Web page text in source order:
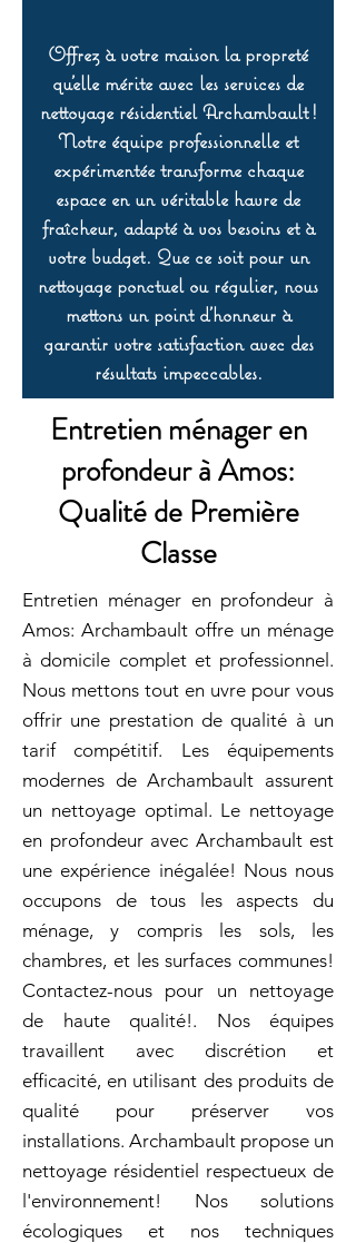
Offrez à votre maison la propreté
qu’elle mérite avec les services de
nettoyage résidentiel Archambault !
Notre équipe professionnelle et
expérimentée transforme chaque
espace en un véritable havre de
fraîcheur, adapté à vos besoins et à
votre budget. Que ce soit pour un
nettoyage ponctuel ou régulier, nous
mettons un point d’honneur à
garantir votre satisfaction avec des
résultats impeccables.
Entretien ménager en
profondeur à Amos:
Qualité de Première
Classe
Entretien ménager en profondeur à
Amos: Archambault offre un ménage
à domicile complet et professionnel.
Nous mettons tout en uvre pour vous
offrir une prestation de qualité à un
tarif compétitif. Les équipements
modernes de Archambault assurent
un nettoyage optimal. Le nettoyage
en profondeur avec Archambault est
une expérience inégalée! Nous nous
occupons de tous les aspects du
ménage, y compris les sols, les
chambres, et les surfaces communes!
Contactez-nous pour un nettoyage
de haute qualité!. Nos équipes
travaillent avec discrétion et
efficacité, en utilisant des produits de
qualité pour préserver vos
installations. Archambault propose un
nettoyage résidentiel respectueux de
l'environnement! Nos solutions
écologiques et nos techniques